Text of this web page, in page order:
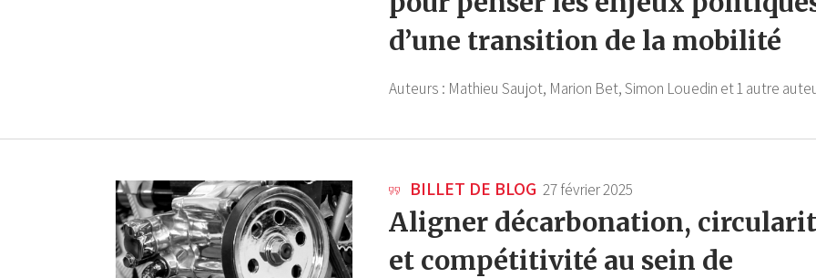
d’une transition de la mobilité
Auteurs : Mathieu Saujot, Marion Bet,Simon Louedin et 1 autre
BILLET DE BLOG 27 février 2025
Aligner décarbonation,
et compétitivité au sein de